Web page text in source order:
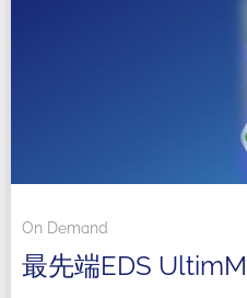
On Demand
最先端EDS